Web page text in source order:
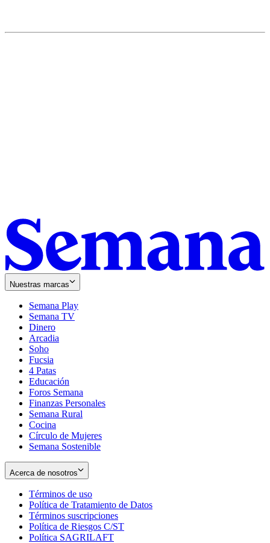
Nuestras marcas
Semana Play
Semana TV
Dinero
Arcadia
Soho
in
new
window
Fucsia
in
new
window
4 Patas
Educación
Foros Semana
Finanzas Personales
Semana Rural
Cocina
Círculo de Mujeres
Semana Sostenible
Acerca de nosotros
Términos de uso
in
new
window
Política de Tratamiento de Datos
Términos suscripciones
in
Política de Riesgos C/ST
Política SAGRILAFT